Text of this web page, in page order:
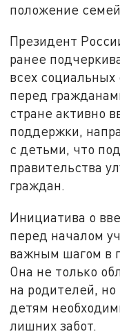
положение
Президент
ранее
всех социальных
перед
стране активно
поддержки,
с детьми, что
правительства
граждан.
Инициатива о
перед началом
важным шагом в
Она не только
на родителей, но
детям
лишних забот.